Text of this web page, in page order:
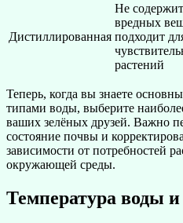
Дистиллированная
Не содержит
вредных
подходит
растений
Теперь, когда вы знаете
типами воды, выберите
ваших зелёных друзей. Важно
состояние почвы и
зависимости от потребностей
окружающей среды.
Температура воды